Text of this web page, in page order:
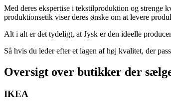
Med deres ekspertise i tekstilproduktion og strenge
produktionsetik viser deres ønske om at levere
Alt i alt er det tydeligt, at Jysk er den ideelle
Så hvis du leder efter et lagen af høj kvalitet, der
Oversigt over butikker der
IKEA